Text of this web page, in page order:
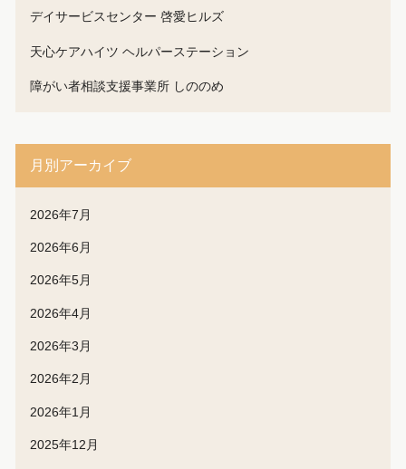
デイサービスセンター 啓愛ヒルズ
天心ケアハイツ ヘルパーステーション
障がい者相談支援事業所 しののめ
月別アーカイブ
2026年7月
2026年6月
2026年5月
2026年4月
2026年3月
2026年2月
2026年1月
2025年12月